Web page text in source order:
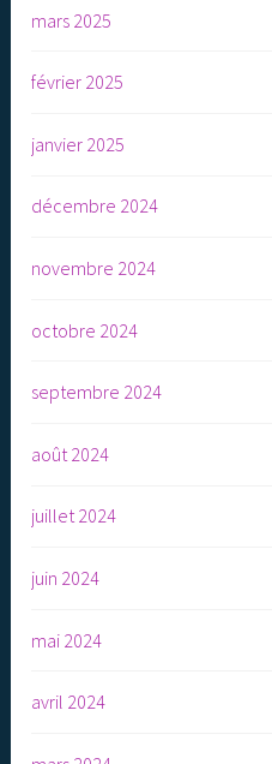
mars 2025
février 2025
janvier 2025
décembre 2024
novembre 2024
octobre 2024
septembre 2024
août 2024
juillet 2024
juin 2024
mai 2024
avril 2024